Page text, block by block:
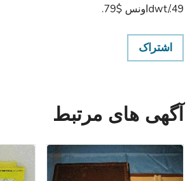
dwt/.49اونس $79.
اشتراک
آگهی های مرتبط